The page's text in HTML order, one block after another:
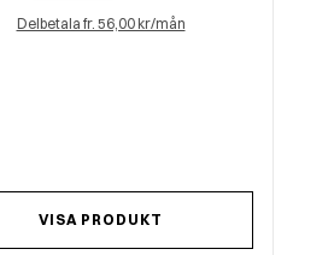
Delbetala fr. 56,00 kr/mån
VISA PRODUKT